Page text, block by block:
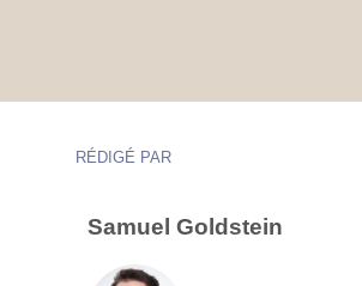
RÉDIGÉ PAR
Samuel Goldstein